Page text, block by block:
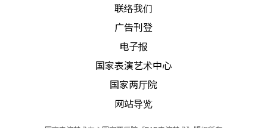
联络我们
广告刊登
电子报
国家表演艺术中心
国家两厅院
网站导览